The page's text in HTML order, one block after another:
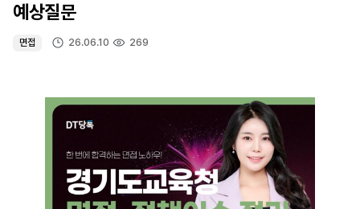
예상질문
면접 26.06.10 269